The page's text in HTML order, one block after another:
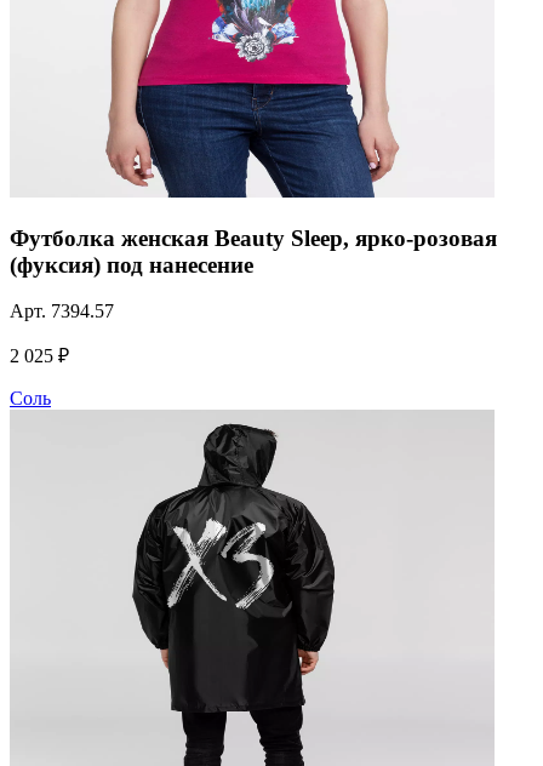
Футболка женская Beauty Sleep, ярко-розовая
(фуксия) под нанесение
Арт. 7394.57
2 025 ₽
Соль